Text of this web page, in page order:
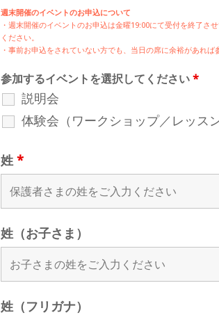
週末開催のイベントのお申込について
・週末開催のイベントのお申込は金曜19:00にて受付を終了さ
ください。
・事前お申込をされていない方でも、当日の席に余裕があれば
参加するイベントを選択してください*
説明会
体験会（ワークショップ／レッスン
姓 *
姓（お子さま）
姓（フリガナ）